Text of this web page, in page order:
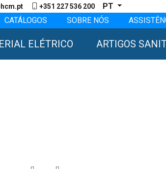
+351 227 536 200
PT
CATÁLOGOS SOBRE NÓS
ELÉTRICO ARTIGOS